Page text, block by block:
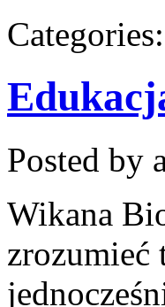
Categories:
Posted by
Wikana
zrozumieć